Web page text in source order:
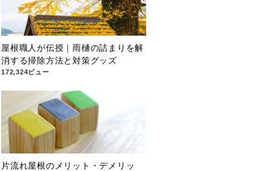
屋根職人が伝授｜雨樋の詰まりを解
消する掃除方法と対策グッズ
172,324ビュー
片流れ屋根のメリット・デメリッ